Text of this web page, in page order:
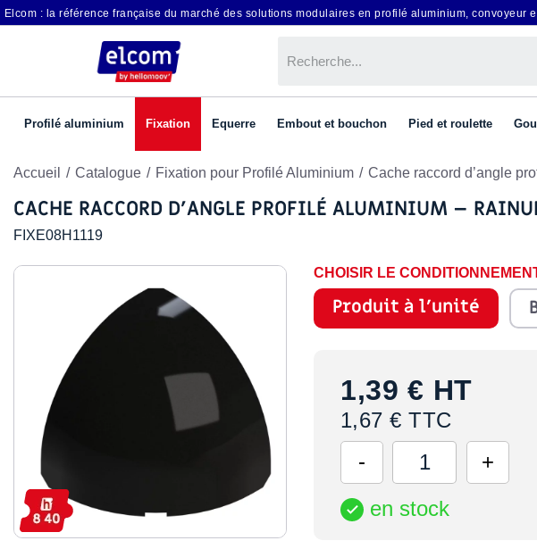
Elcom : la référence française du marché des solutions modulaires en profilé aluminium, convoyeur
Profilé aluminium Fixation Equerre Embout et bouchon Pied et roulette
Accueil Catalogue Fixation pour Profilé Aluminium Cache raccord d’angle
CACHE RACCORD D’ANGLE PROFILÉ ALUMINIUM –
FIXE08H1119
CHOISIR LE
Produit à l'unité
1,39 € HT
1,67 € TTC
 en stock